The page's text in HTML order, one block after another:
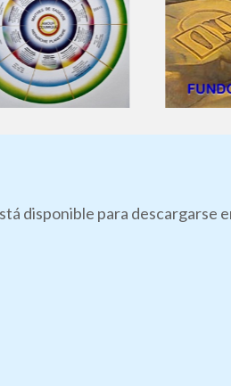
disponible para descargarse